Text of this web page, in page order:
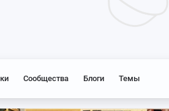
Сообщества Блоги Темы